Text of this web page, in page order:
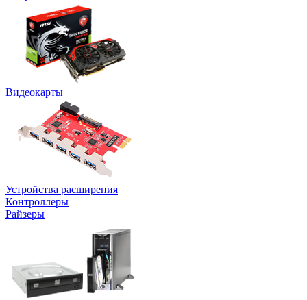
Видеокарты
Устройства расширения
Контроллеры
Райзеры